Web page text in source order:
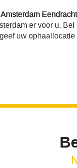
er voor u.
uw